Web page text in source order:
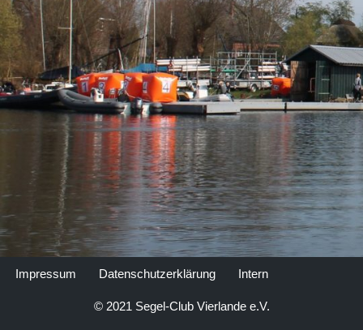
Impressum Datenschutzerklärung Intern
© 2021 Segel-Club Vierlande e.V.